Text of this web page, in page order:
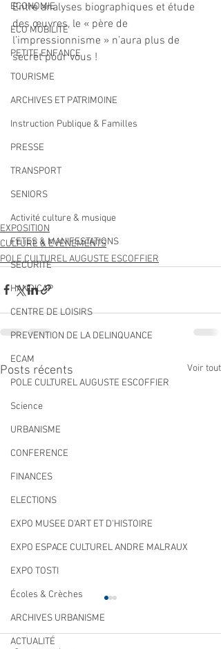
ECONOMIE
ECO MOBILITE
PETITE ENFANCE
TOURISME
ARCHIVES ET PATRIMOINE
Instruction Publique & Familles
PRESSE
TRANSPORT
SENIORS
Activité culture & musique
FETES & MANIFESTATIONS
SECURITE
HANDICAP
CENTRE DE LOISIRS
PREVENTION DE LA DELINQUANCE
ECAM
POLE CULTUREL AUGUSTE ESCOFFIER
Science
URBANISME
CONFERENCE
FINANCES
ELECTIONS
EXPO MUSEE D'ART ET D'HISTOIRE
EXPO ESPACE CULTUREL ANDRE MALRAUX
EXPO TOSTI
Écoles & Crèches
ARCHIVES URBANISME
ACTUALITÉ
Entre analyses biographiques et étude
des œuvres, le « père de
l’impressionnisme » n’aura plus de
secret pour vous !
EXPOSITION
CULTURE & EVENEMENTS
POLE CULTUREL AUGUSTE ESCOFFIER
Posts récents Voir tout